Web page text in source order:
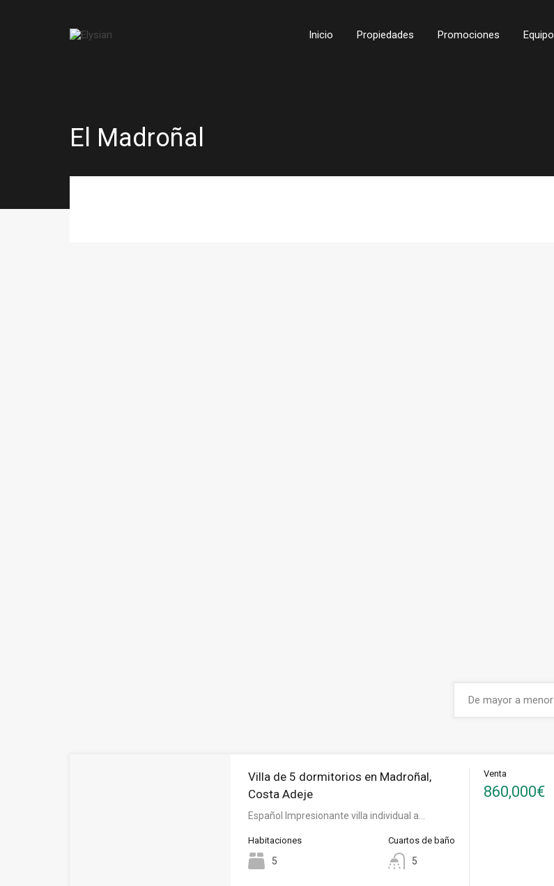
Inicio Propiedades Promociones Equipo
El Madroñal
Villa de 5 dormitorios en Madroñal,
Costa Adeje
Español Impresionante villa individual a…
Habitaciones
5
Cuartos de baño
5
Venta
860,000€